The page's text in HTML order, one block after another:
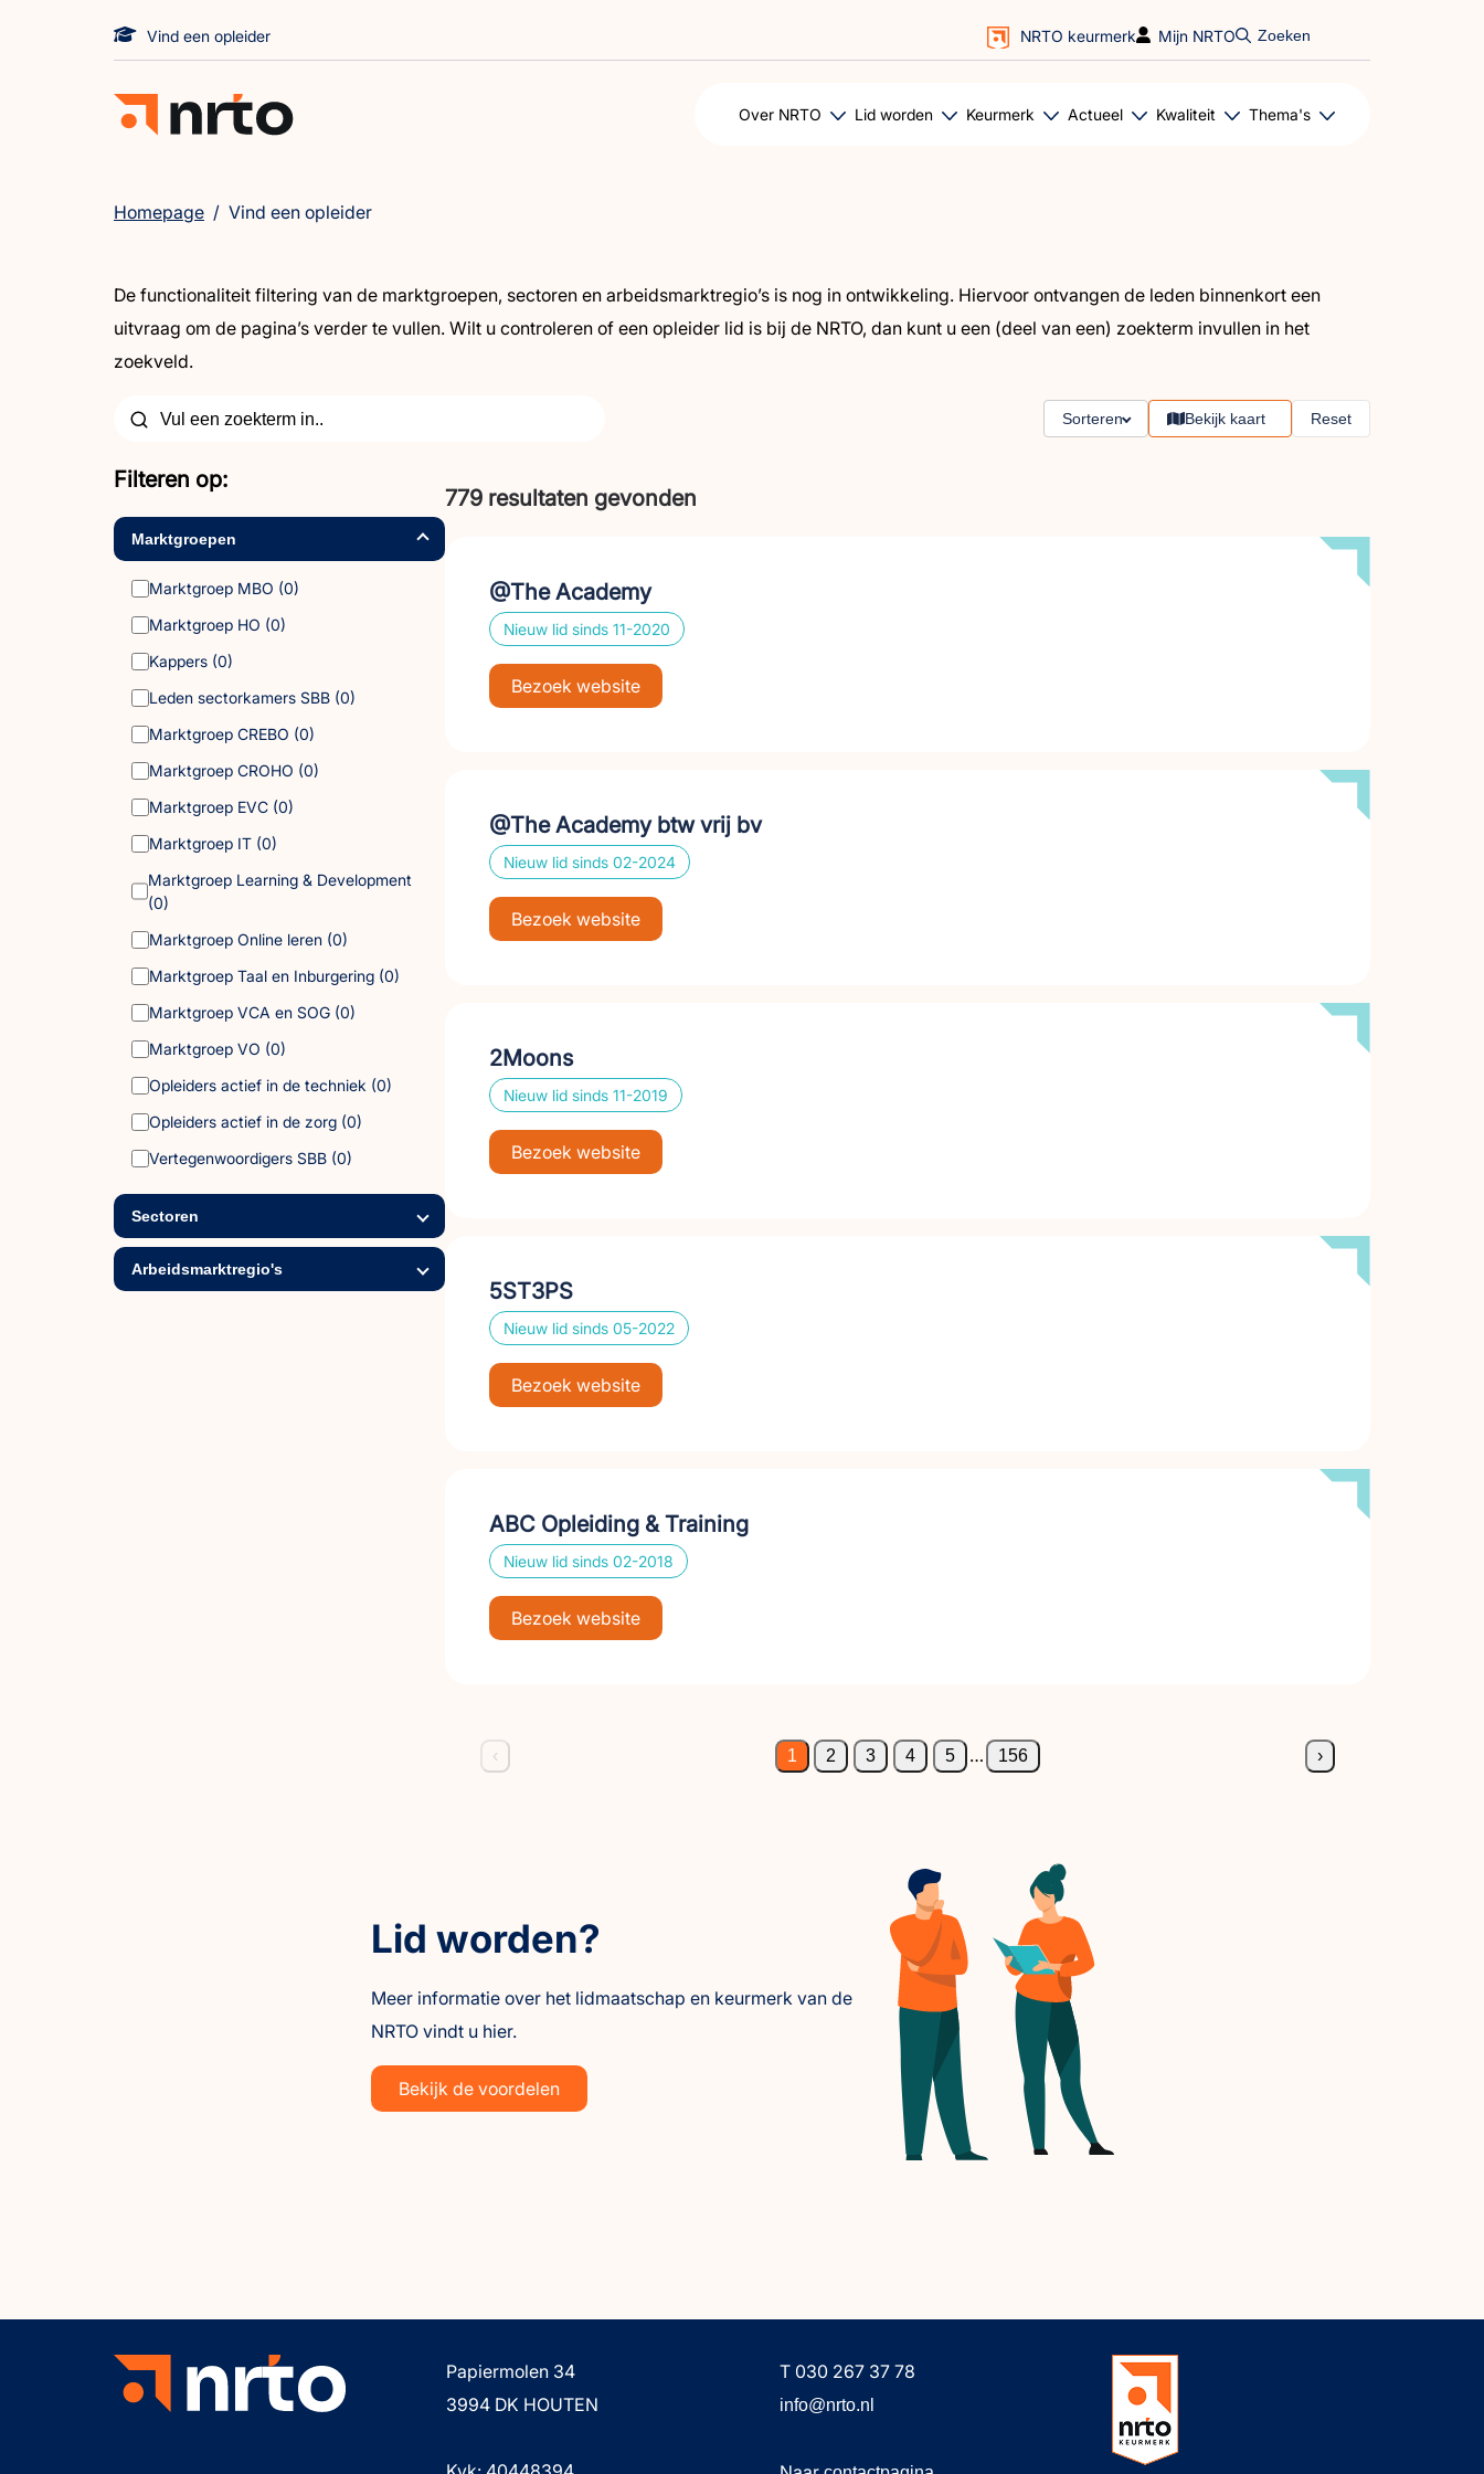
Vind een opleider NRTO keurmerk Mijn NRTO Zoeken
Over NRTO Lid worden Keurmerk Actueel Kwaliteit Thema's
Homepage / Vind een opleider
De functionaliteit filtering van de marktgroepen, sectoren en arbeidsmarktregio’s is nog in ontwikkeling. Hiervoor ontvangen de leden binnenkort een
uitvraag om de pagina’s verder te vullen. Wilt u controleren of een opleider lid is bij de NRTO, dan kunt u een (deel van een) zoekterm invullen in het
zoekveld.
Sorteren Bekijk kaart Reset
Filteren op:
Marktgroepen
Marktgroep MBO (0)
Marktgroep HO (0)
Kappers (0)
Leden sectorkamers SBB (0)
Marktgroep CREBO (0)
Marktgroep CROHO (0)
Marktgroep EVC (0)
Marktgroep IT (0)
Marktgroep Learning & Development
(0)
Marktgroep Online leren (0)
Marktgroep Taal en Inburgering (0)
Marktgroep VCA en SOG (0)
Marktgroep VO (0)
Opleiders actief in de techniek (0)
Opleiders actief in de zorg (0)
Vertegenwoordigers SBB (0)
Sectoren
Arbeidsmarktregio's
779 resultaten gevonden
@The Academy
Nieuw lid sinds 11-2020
Bezoek website
@The Academy btw vrij bv
Nieuw lid sinds 02-2024
Bezoek website
2Moons
Nieuw lid sinds 11-2019
Bezoek website
5ST3PS
Nieuw lid sinds 05-2022
Bezoek website
ABC Opleiding & Training
Nieuw lid sinds 02-2018
Bezoek website
‹ 1 2 3 4 5 … 156 ›
Lid worden?
Meer informatie over het lidmaatschap en keurmerk van de
NRTO vindt u hier.
Bekijk de voordelen
Papiermolen 34
3994 DK HOUTEN
T 030 267 37 78
info@nrto.nl